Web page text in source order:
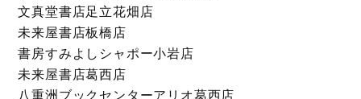
文真堂書店足立花畑店
未来屋書店板橋店
書房すみよしシャポー小岩店
未来屋書店葛西店
八重洲ブックセンターアリオ葛西店